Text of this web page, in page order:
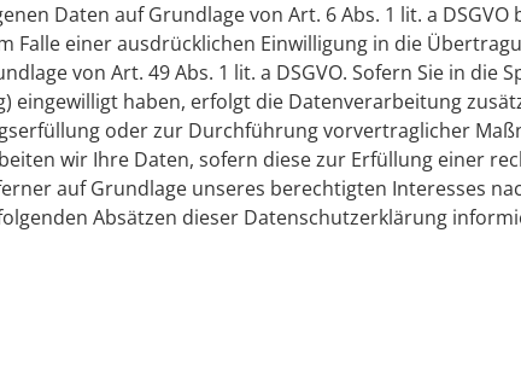
Daten auf Grundlage von Art. 6 Abs. 1 lit. a DSGVO
Falle einer ausdrücklichen Einwilligung in die
von Art. 49 Abs. 1 lit. a DSGVO. Sofern Sie in die
eingewilligt haben, erfolgt die Datenverarbeitung
oder zur Durchführung vorvertraglicher
wir Ihre Daten, sofern diese zur Erfüllung einer
auf Grundlage unseres berechtigten Interesses
Absätzen dieser Datenschutzerklärung